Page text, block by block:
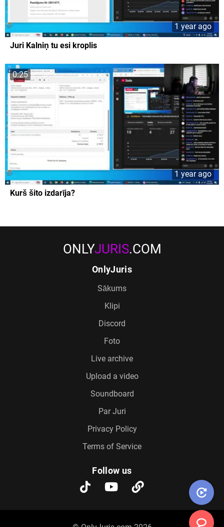
1 year ago
Juri Kalniņ tu esi kroplis
0:25
1 year ago
Kurš šito izdarīja?
ONLYJURIS.COM
OnlyJuris
Sākums
Klipi
Discord
Foto
Live archive
Upload a video
Soundboard
Par Juri
Privacy Policy
Terms of Service
Follow us